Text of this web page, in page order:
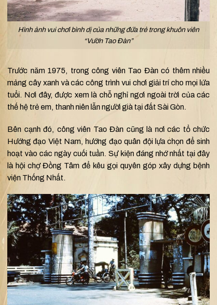
Hình ảnh vui chơi bình dị của những đứa trẻ trong khuôn viên
“Vườn Tao Đàn”
Trước năm 1975, trong công viên Tao Đàn có thêm nhiều
mảng cây xanh và các công trình vui chơi giải trí cho mọi lứa
tuổi. Nơi đây, được xem là chỗ nghỉ ngơi ngoài trời của các
thế hệ trẻ em, thanh niên lẫn người già tại đất Sài Gòn.
Bên cạnh đó, công viên Tao Đàn cũng là nơi các tổ chức
Hướng đạo Việt Nam, hướng đạo quân đội lựa chọn để sinh
hoạt vào các ngày cuối tuần. Sự kiện đáng nhớ nhất tại đây
là hội chợ Đồng Tâm để kêu gọi quyên góp xây dựng bệnh
viện Thống Nhất.